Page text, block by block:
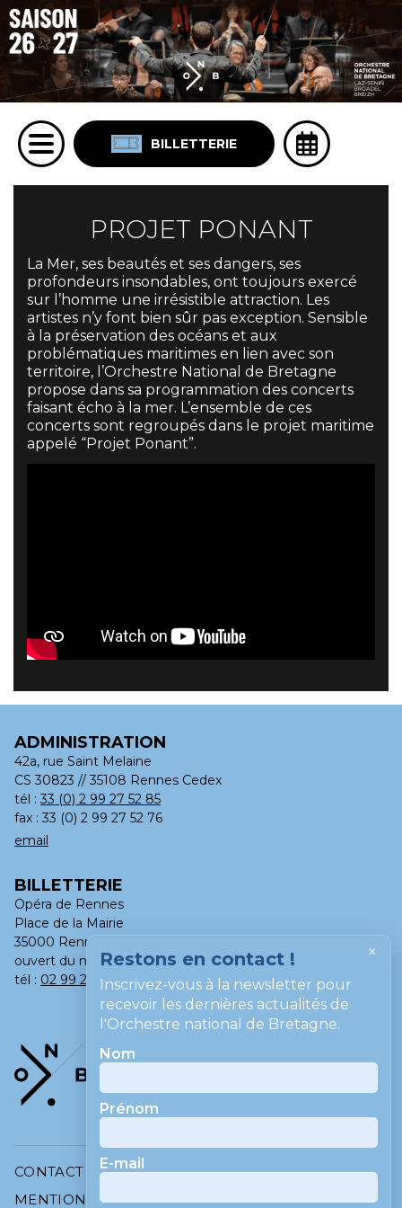
BILLETTERIE
PROJET PONANT
La Mer, ses beautés et ses dangers, ses
profondeurs insondables, ont toujours exercé
sur l’homme une irrésistible attraction. Les
artistes n’y font bien sûr pas exception. Sensible
à la préservation des océans et aux
problématiques maritimes en lien avec son
territoire, l’Orchestre National de Bretagne
propose dans sa programmation des concerts
faisant écho à la mer. L’ensemble de ces
concerts sont regroupés dans le projet maritime
appelé “Projet Ponant”.
ADMINISTRATION
42a, rue Saint Melaine
CS 30823 // 35108 Rennes Cedex
tél :33 (0) 2 99 27 52 85
fax : 33 (0) 2 99 27 52 76
email
BILLETTERIE
Opéra de Rennes
Place de la Mairie
35000 Rennes
ouvert du mardi au samedi, de 13h à 18h
tél : 02 99 275 275
CONTACT
MENTIONS LÉGALES
×
Restons en contact !
Inscrivez-vous à la newsletter pour
recevoir les dernières actualités de
l'Orchestre national de Bretagne.
Nom
Prénom
E-mail